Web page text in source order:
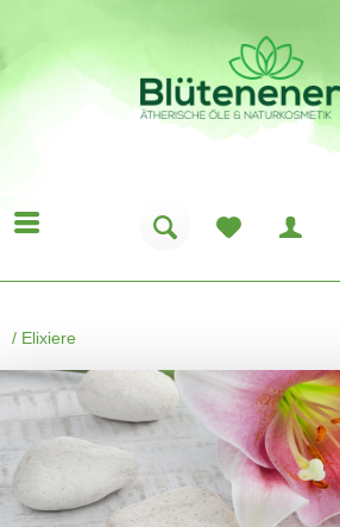
/ Elixiere